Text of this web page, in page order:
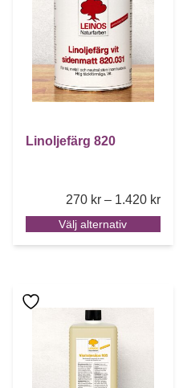
Linoljefärg 820
270 kr – 1.420 kr
Välj alternativ
Den här produkten har